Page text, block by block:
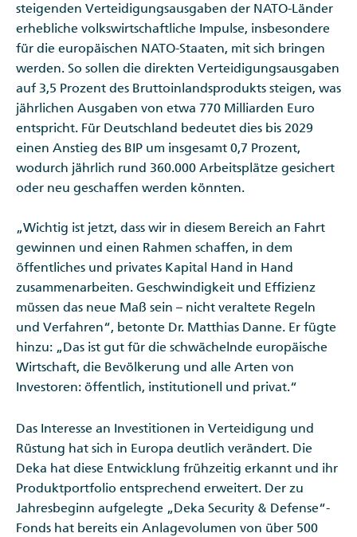
steigenden Verteidigungsausgaben der NATO-Länder
erhebliche volkswirtschaftliche Impulse, insbesondere
für die europäischen NATO-Staaten, mit sich bringen
werden. So sollen die direkten Verteidigungsausgaben
auf 3,5 Prozent des Bruttoinlandsprodukts steigen, was
jährlichen Ausgaben von etwa 770 Milliarden Euro
entspricht. Für Deutschland bedeutet dies bis 2029
einen Anstieg des BIP um insgesamt 0,7 Prozent,
wodurch jährlich rund 360.000 Arbeitsplätze gesichert
oder neu geschaffen werden könnten.
„Wichtig ist jetzt, dass wir in diesem Bereich an Fahrt
gewinnen und einen Rahmen schaffen, in dem
öffentliches und privates Kapital Hand in Hand
zusammenarbeiten. Geschwindigkeit und Effizienz
müssen das neue Maß sein – nicht veraltete Regeln
und Verfahren“, betonte Dr. Matthias Danne. Er fügte
hinzu: „Das ist gut für die schwächelnde europäische
Wirtschaft, die Bevölkerung und alle Arten von
Investoren: öffentlich, institutionell und privat.“
Das Interesse an Investitionen in Verteidigung und
Rüstung hat sich in Europa deutlich verändert. Die
Deka hat diese Entwicklung frühzeitig erkannt und ihr
Produktportfolio entsprechend erweitert. Der zu
Jahresbeginn aufgelegte „Deka Security & Defense“-
Fonds hat bereits ein Anlagevolumen von über 500